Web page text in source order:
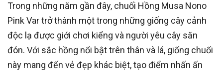
Trong những năm gần đây, chuối Hồng Musa Nono
Pink Var trở thành một trong những giống cây cảnh
độc lạ được giới chơi kiểng và người yêu cây săn
đón. Với sắc hồng nổi bật trên thân và lá, giống chuối
này mang đến vẻ đẹp khác biệt, tạo điểm nhấn ấn